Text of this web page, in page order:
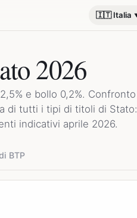
🇮🇹 Italia
2026
e bollo 0,2%. Confronto
di tutti i tipi di titoli di Stato:
indicativi aprile 2026.
BTP